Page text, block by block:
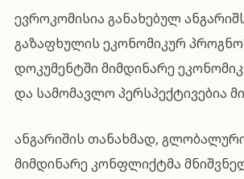
ევროკომისია განახებულ
გაზაფხულის ეკონომიკურ
დოკუმენტში მიმდინარე
და სამომავლო პერსპექტივებია
ანგარიშის თანახმად,
მიმდინარე კონფლიქტმა